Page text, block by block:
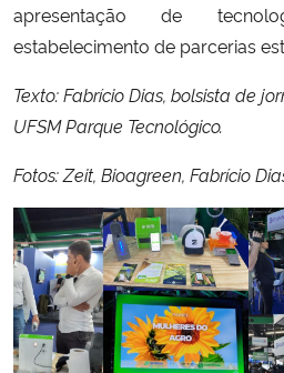
apresentação de
estabelecimento de parcerias
Texto: Fabrício Dias, bolsista de
UFSM Parque Tecnológico.
Fotos: Zeit, Bioagreen, Fabrício